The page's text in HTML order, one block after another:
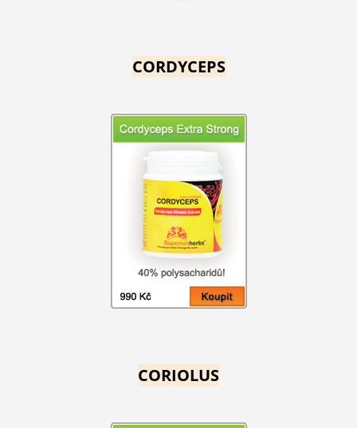
CORDYCEPS
CORIOLUS